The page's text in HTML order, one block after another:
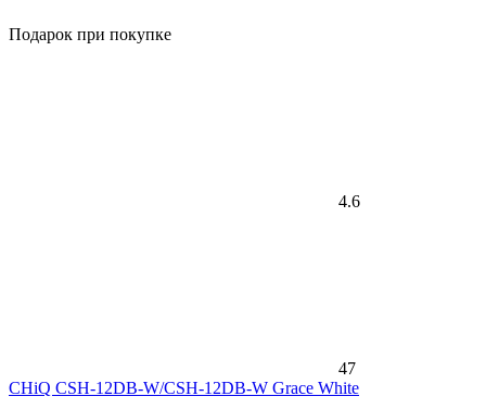
Подарок при покупке
4.6
47
CHiQ CSH-12DB-W/CSH-12DB-W Grace White